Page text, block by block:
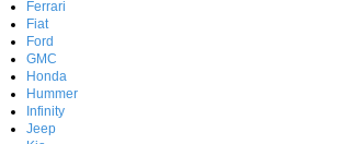
Ferrari
Fiat
Ford
GMC
Honda
Hummer
Infinity
Jeep